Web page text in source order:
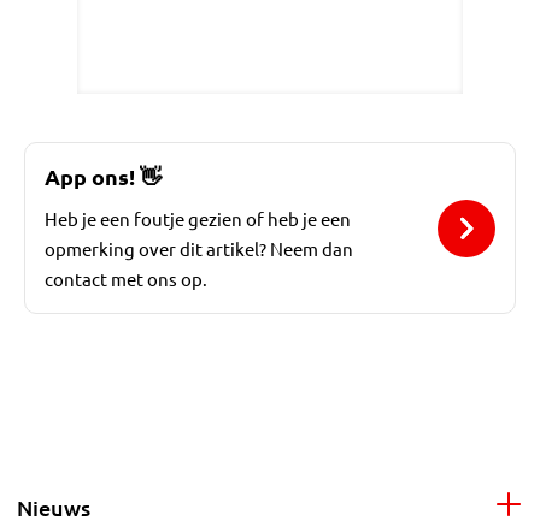
App ons!👋
Heb je een foutje gezien of heb je een
opmerking over dit artikel? Neem dan
contact met ons op.
Nieuws